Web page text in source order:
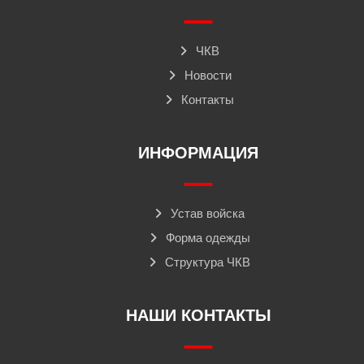
ЧКВ
Новости
Контакты
ИНФОРМАЦИЯ
Устав войска
Форма одежды
Структура ЧКВ
НАШИ КОНТАКТЫ